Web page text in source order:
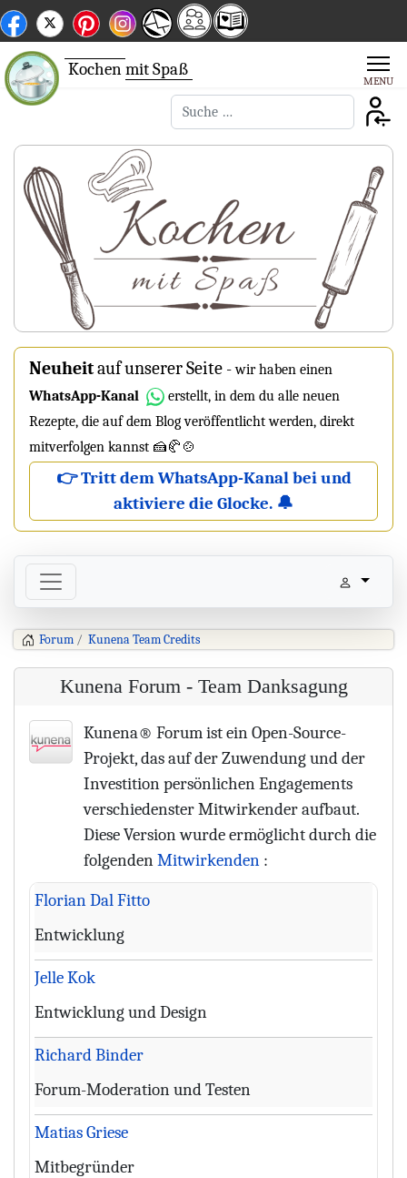
Kochenmit Spaß
Suchen
Neuheitauf unserer Seite -wir haben einen
WhatsApp-Kanal
erstellt, in dem du alle neuen
Rezepte, die auf dem Blog veröffentlicht werden, direkt
mitverfolgen kannst 🍰🥐🍲
👉 Tritt dem WhatsApp-Kanal bei und
aktiviere die Glocke. 🔔
Forum Kunena Team Credits
Kunena Forum - Team Danksagung
Kunena® Forum ist ein Open-Source-
Projekt, das auf der Zuwendung und der
Investition persönlichen Engagements
verschiedenster Mitwirkender aufbaut.
Diese Version wurde ermöglicht durch die
folgendenMitwirkenden :
Florian Dal Fitto
Entwicklung
Jelle Kok
Entwicklung und Design
Richard Binder
Forum-Moderation und Testen
Matias Griese
Mitbegründer